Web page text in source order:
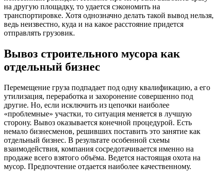
на другую площадку, то удается сэкономить на
транспортировке. Хотя однозначно делать такой вывод нельзя,
ведь неизвестно, куда и на какое расстояние придется
отправлять грузовик.
Вывоз строительного мусора как
отдельный бизнес
Перемещение груза подпадает под одну квалификацию, а его
утилизация, переработка и захоронение совершенно под
другие. Но, если исключить из цепочки наиболее
«проблемные» участки, то ситуация меняется в лучшую
сторону. Вывоз оказывается конечной процедурой. Есть
немало бизнесменов, решивших поставить это занятие как
отдельный бизнес. В результате особенной схемы
взаимодействия, компания сосредотачивается именно на
продаже всего взятого объёма. Ведется настоящая охота на
мусор. Предпочтение отдается наиболее качественному.